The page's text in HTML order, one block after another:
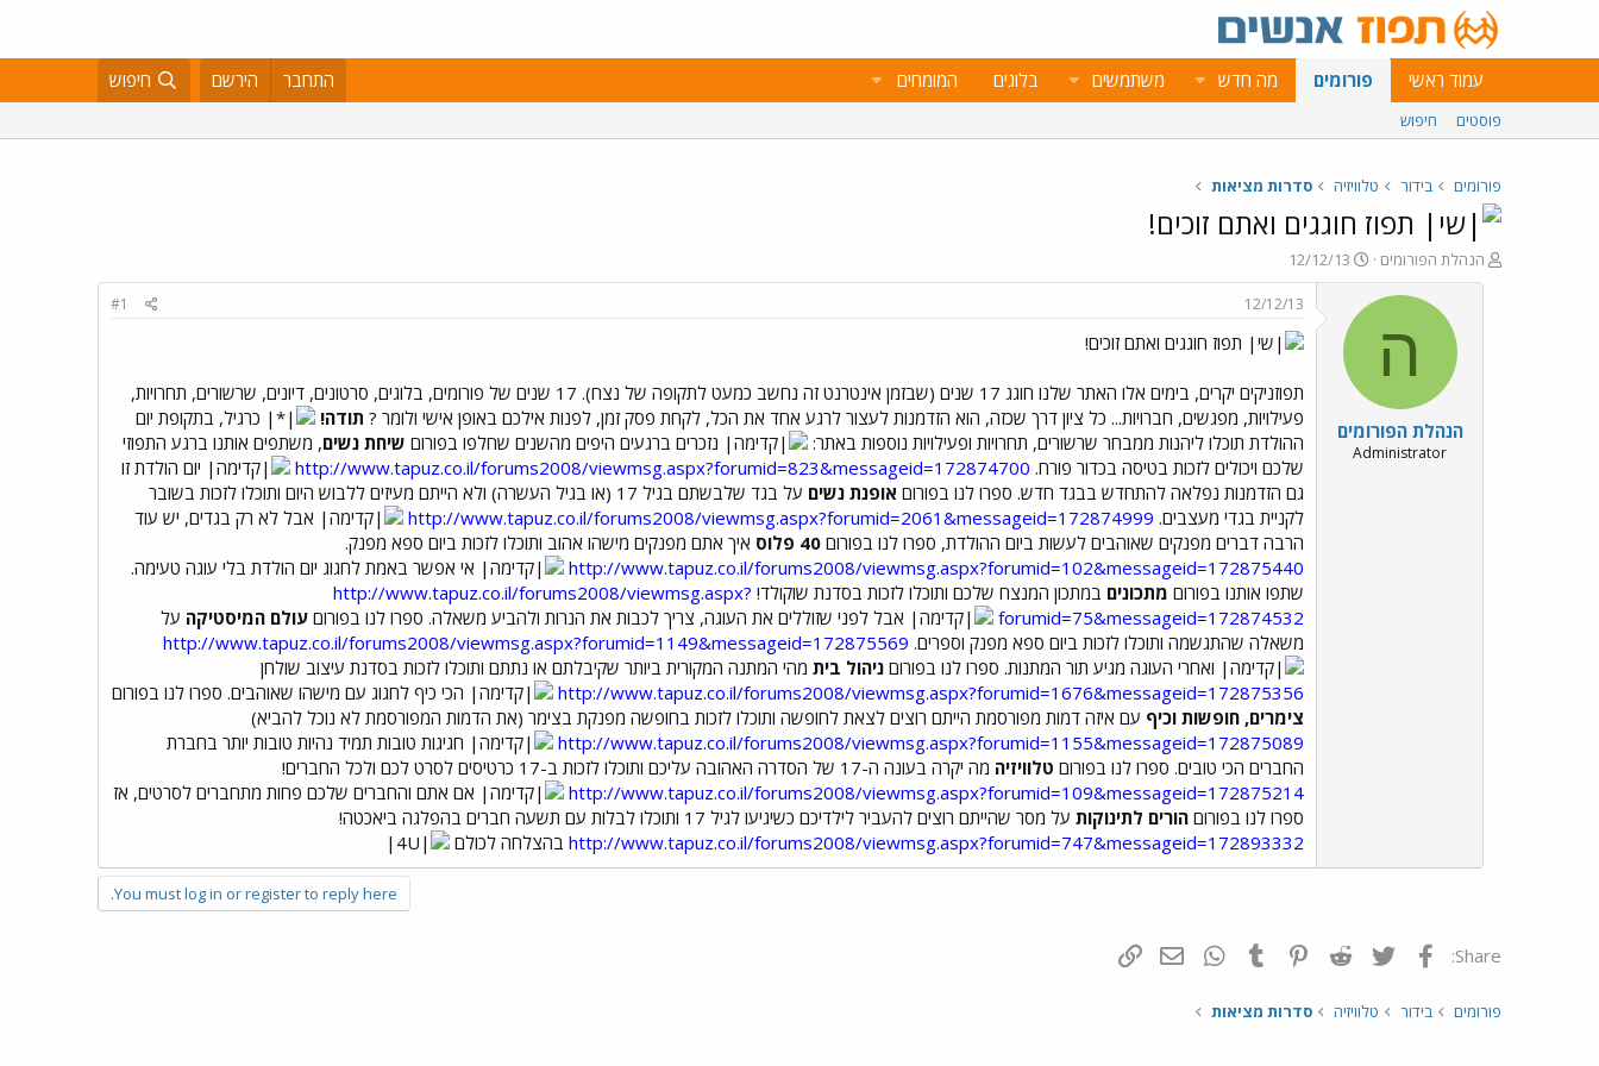
עמוד ראשי פורומים מה חדש משתמשים בלוגים המומחים התחבר הירשם חיפוש
פוסטים חיפוש
פורומים בידור טלוויזיה סדרות מציאות
תפוז חוגגים ואתם זוכים!
פ
ו
הנהלת הפורומים
פ
ו
ס
ם
ב
ת
ר
12/12/13
ה
הנהלת הפורומים
Administrator
12/12/13
#1
תפוז חוגגים ואתם זוכים!
תפוזניקים יקרים, בימים אלו האתר שלנו חוגג 17 שנים (שבזמן אינטרנט זה נחשב כמעט לתקופה של נצח). 17 שנים של פורומים, בלוגים, סרטונים, דיונים, שרשורים, תחרויות,
פעילויות, מפגשים, חברויות... כל ציון דרך שכזה, הוא הזדמנות לעצור לרגע אחד את הכל, לקחת פסק זמן, לפנות אילכם באופן אישי ולומר ? תודה!
כרגיל, בתקופת יום
ההולדת תוכלו ליהנות ממבחר שרשורים, תחרויות ופעילויות נוספות באתר:
נזכרים ברגעים היפים מהשנים שחלפו בפורום שיחת נשים, משתפים אותנו ברגע התפוזי
שלכם ויכולים לזכות בטיסה בכדור פורח. http://www.tapuz.co.il/forums2008/viewmsg.aspx?forumid=823&messageid=172874700
יום הולדת זו
גם הזדמנות נפלאה להתחדש בבגד חדש. ספרו לנו בפורום אופנת נשים
על בגד שלבשתם בגיל 17 (או בגיל העשרה) ולא הייתם מעיזים ללבוש היום ותוכלו לזכות בשובר
לקניית בגדי מעצבים. http://www.tapuz.co.il/forums2008/viewmsg.aspx?forumid=2061&messageid=172874999
אבל לא רק בגדים, יש עוד
הרבה דברים מפנקים שאוהבים לעשות ביום ההולדת, ספרו לנו בפורום 40 פלוס
איך אתם מפנקים מישהו אהוב ותוכלו לזכות ביום ספא מפנק.
http://www.tapuz.co.il/forums2008/viewmsg.aspx?forumid=102&messageid=172875440
אי אפשר באמת לחגוג יום הולדת בלי עוגה טעימה.
שתפו אותנו בפורום מתכונים במתכון המנצח שלכם ותוכלו לזכות בסדנת שוקולד! http://www.tapuz.co.il/forums2008/viewmsg.aspx?
forumid=75&messageid=172874532
אבל לפני שזוללים את העוגה, צריך לכבות את הנרות ולהביע משאלה. ספרו לנו בפורום עולם המיסטיקה על
משאלה שהתגשמה ותוכלו לזכות ביום ספא מפנק וספרים. http://www.tapuz.co.il/forums2008/viewmsg.aspx?forumid=1149&messageid=172875569
ואחרי העוגה מגיע תור המתנות. ספרו לנו בפורום ניהול בית מהי המתנה המקורית ביותר שקיבלתם או נתתם ותוכלו לזכות בסדנת עיצוב שולחן
http://www.tapuz.co.il/forums2008/viewmsg.aspx?forumid=1676&messageid=172875356
הכי כיף לחגוג עם מישהו שאוהבים. ספרו לנו בפורום
צימרים, חופשות וכיף עם איזה דמות מפורסמת הייתם רוצים לצאת לחופשה ותוכלו לזכות בחופשה מפנקת בצימר (את הדמות המפורסמת לא נוכל להביא)
http://www.tapuz.co.il/forums2008/viewmsg.aspx?forumid=1155&messageid=172875089
חגיגות טובות תמיד נהיות טובות יותר בחברת
החברים הכי טובים. ספרו לנו בפורום טלוויזיה מה יקרה בעונה ה-17 של הסדרה האהובה עליכם ותוכלו לזכות ב-17 כרטיסים לסרט לכם ולכל החברים!
http://www.tapuz.co.il/forums2008/viewmsg.aspx?forumid=109&messageid=172875214
אם אתם והחברים שלכם פחות מתחברים לסרטים, אז
ספרו לנו בפורום הורים לתינוקות על מסר שהייתם רוצים להעביר לילדיכם כשיגיעו לגיל 17 ותוכלו לבלות עם תשעה חברים בהפלגה ביאכטה!
http://www.tapuz.co.il/forums2008/viewmsg.aspx?forumid=747&messageid=172893332 בהצלחה לכולם
You must log in or register to reply here.
Share: פייסבוק Twitter
Reddit
Pinterest
Tumblr
WhatsAppדואר אלקטרוני
פורומים בידור טלוויזיה סדרות מציאות